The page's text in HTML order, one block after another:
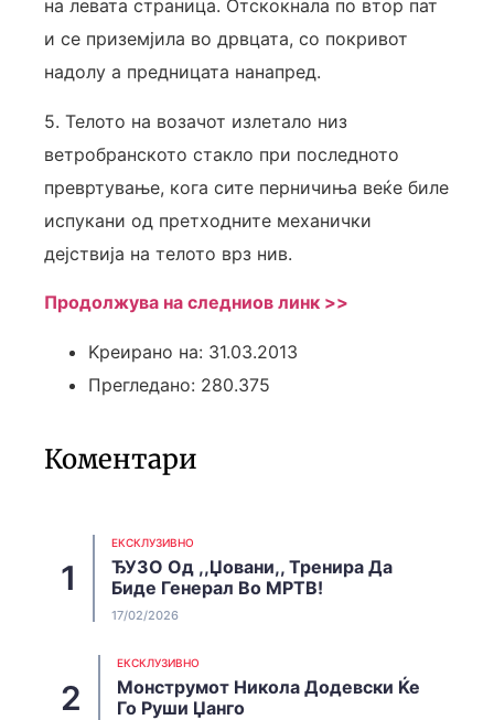
на левата страница. Отскокнала по втор пат
и се приземјила во дрвцата, со покривот
надолу а предницата нанапред.
5. Телото на возачот излетало низ
ветробранското стакло при последното
превртување, кога сите перничиња веќе биле
испукани од претходните механички
дејствија на телото врз нив.
Продолжува на следниов линк >>
Kреирано на: 31.03.2013
Прегледано: 280.375
Коментари
EКСКЛУЗИВНО
ЂУЗО Од ,,Џовани,, Тренира Да
Биде Генерал Во МРТВ!
17/02/2026
EКСКЛУЗИВНО
Монструмот Никола Додевски Ќе
Го Руши Џанго